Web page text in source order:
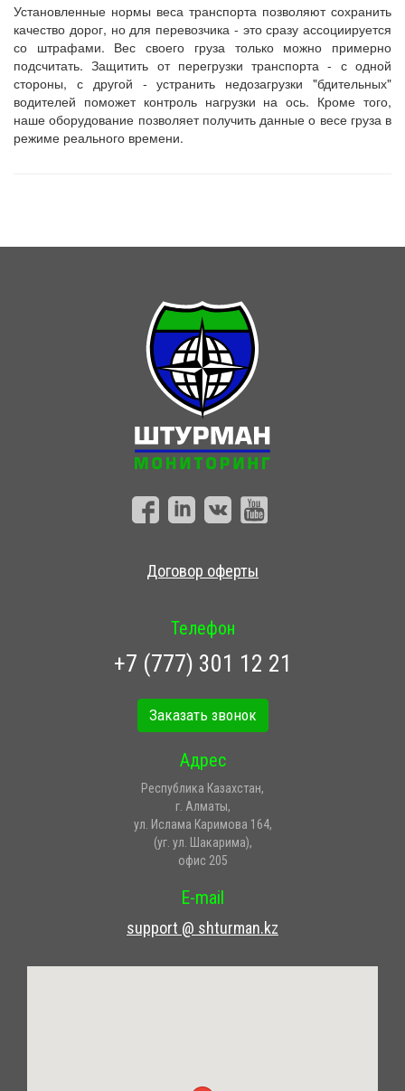
Установленные нормы веса транспорта позволяют сохранить
качество дорог, но для перевозчика - это сразу ассоциируется
со штрафами. Вес своего груза только можно примерно
подсчитать. Защитить от перегрузки транспорта - с одной
стороны, с другой - устранить недозагрузки "бдительных"
водителей поможет контроль нагрузки на ось. Кроме того,
наше оборудование позволяет получить данные о весе груза в
режиме реального времени.
Договор оферты
Телефон
+7 (777) 301 12 21
Заказать звонок
Адрес
Республика Казахстан,
г. Алматы,
ул. Ислама Каримова 164,
(уг. ул. Шакарима),
офис 205
E-mail
support @ shturman.kz